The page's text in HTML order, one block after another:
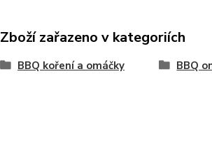
Zboží zařazeno v kategoriích
BBQ koření a omáčky BBQ